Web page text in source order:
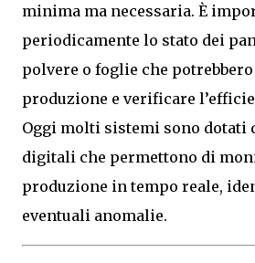
minima ma necessaria. È
periodicamente lo stato dei
polvere o foglie che
produzione e verificare
Oggi molti sistemi sono dotati
digitali che permettono di
produzione in tempo reale,
eventuali anomalie.